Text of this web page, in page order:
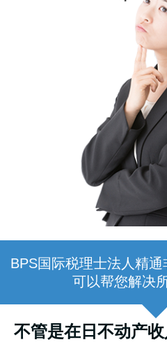
BPS国际税理士法人精通
可以帮您解决
不管是在日不动产